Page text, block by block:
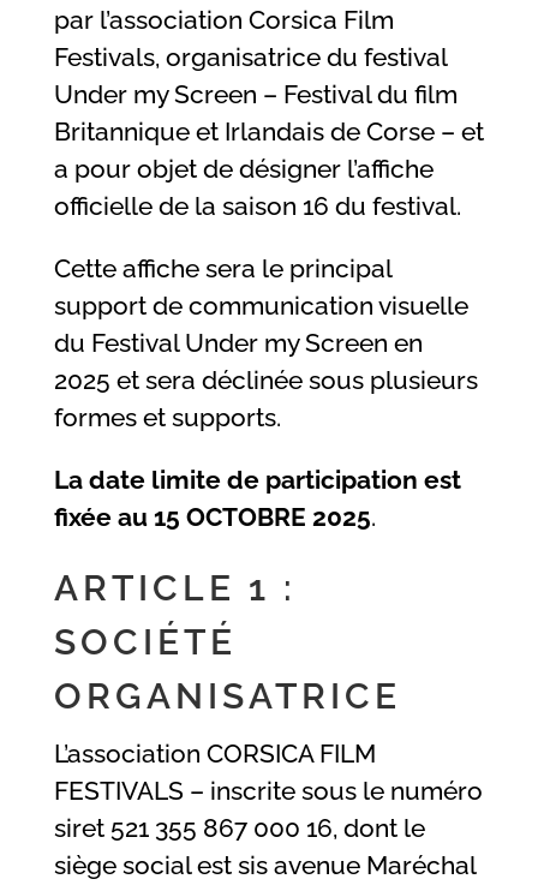
par l’association Corsica Film
Festivals, organisatrice du festival
Under my Screen – Festival du film
Britannique et Irlandais de Corse – et
a pour objet de désigner l’affiche
officielle de la saison 16 du festival.
Cette affiche sera le principal
support de communication visuelle
du Festival Under my Screen en
2025 et sera déclinée sous plusieurs
formes et supports.
La date limite de participation est
fixée au 15 OCTOBRE 2025.
ARTICLE 1 :
SOCIÉTÉ
ORGANISATRICE
L’association CORSICA FILM
FESTIVALS – inscrite sous le numéro
siret 521 355 867 000 16, dont le
siège social est sis avenue Maréchal